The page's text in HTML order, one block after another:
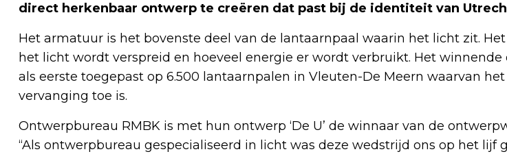
direct herkenbaar ontwerp te creëren dat past bij de identiteit van
Het armatuur is het bovenste deel van de lantaarnpaal waarin het licht zit.
het licht wordt verspreid en hoeveel energie er wordt verbruikt. Het
als eerste toegepast op 6.500 lantaarnpalen in Vleuten-De Meern waarvan
vervanging toe is.
Ontwerpbureau RMBK is met hun ontwerp ‘De U’ de winnaar van de
“Als ontwerpbureau gespecialiseerd in licht was deze wedstrijd ons op het lijf